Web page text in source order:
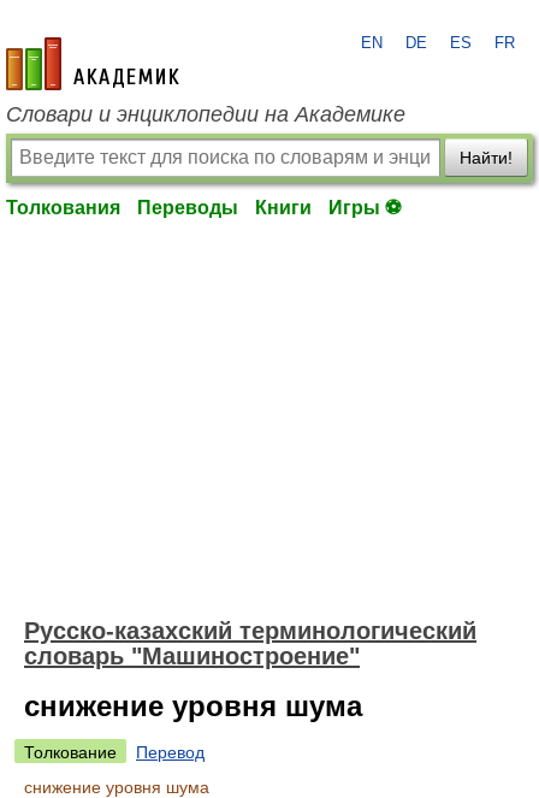
academic.ru
EN DE ES FR
Словари и энциклопедии на Академике
Найти!
Толкования Переводы Книги Игры ⚽
Русско-казахский терминологический
словарь "Машиностроение"
снижение уровня шума
Толкование
Перевод
снижение уровня шума